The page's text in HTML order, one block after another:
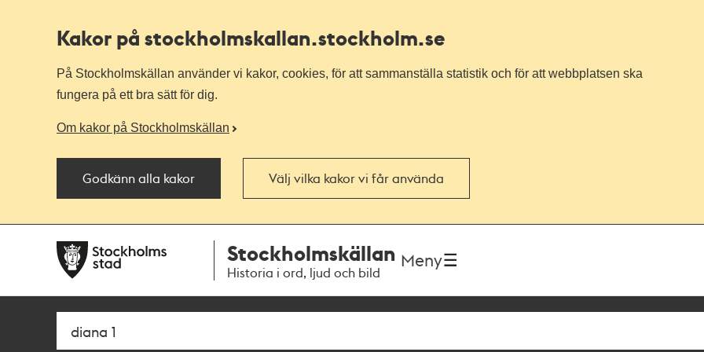
Kakor på stockholmskallan.stockholm.se
På Stockholmskällan använder vi kakor, cookies, för att sammanställa statistik och för att webbplatsen ska
fungera på ett bra sätt för dig.
Om kakor på Stockholmskällan
Godkänn alla kakor Välj vilka kakor vi får använda
navigationen
huvudinnehållet
Stockholmskällan
Historia i ord, ljud och bild
Meny
Sök